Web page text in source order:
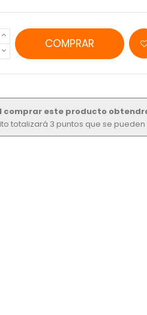
COMPRAR
comprar este producto
totalizará 3 puntos que se